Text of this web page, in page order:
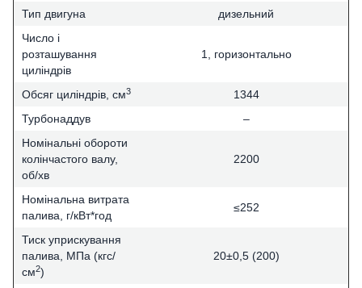
Тип двигуна
дизельний
Число і
розташування
циліндрів
1, горизонтально
Обсяг циліндрів, см3
1344
Турбонаддув
–
Номінальні обороти
колінчастого валу,
об/хв
2200
Номінальна витрата
палива, г/кВт*год
≤252
Тиск уприскування
палива, МПа (кгс/
см2)
20±0,5 (200)